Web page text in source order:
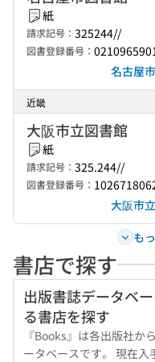
紙
請求記号： 325244//
図書登録番号：
名古屋
近畿
大阪市立図書館
紙
請求記号： 325.244//
図書登録番号：
大阪市
も
書店で探す
出版書誌データベ
る書店を探す
『Books』は各出版社か
ータベースです。 現在